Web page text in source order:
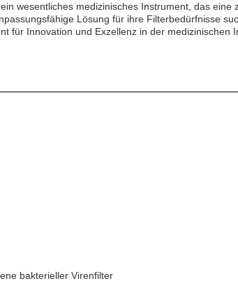
wesentliches medizinisches Instrument, das
Lösung für ihre Filterbedürfnisse
für Innovation und Exzellenz in der medizinischen
bakterieller Virenfilter